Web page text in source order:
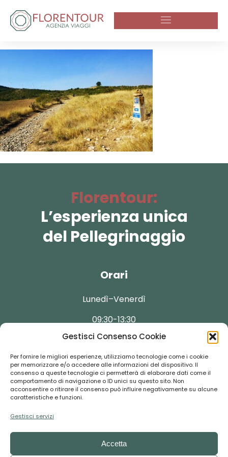
Gestisci Consenso Cookie
Per fornire le migliori esperienze, utilizziamo tecnologie come i cookie
per memorizzare e/o accedere alle informazioni del dispositivo. Il
consenso a queste tecnologie ci permetterà di elaborare dati come il
comportamento di navigazione o ID unici su questo sito. Non
acconsentire o ritirare il consenso può influire negativamente su alcune
caratteristiche e funzioni.
Gestisci servizi
Accetta
Florentour:
L’esperienza unica
del Pellegrinaggio
Orari
Lunedì–Venerdì
09:30-13:30
Contatti
+39 055-292237